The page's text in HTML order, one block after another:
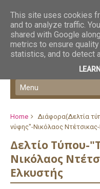
Home Διάφορα(Δελτία
νύφης"-Νικόλαος
Δελτίο Τύπου-
Νικόλαος
Ελκυστής
This site uses cookies
and to analyze traffic.
shared with Google
metrics to ensure
statistics, and to detect